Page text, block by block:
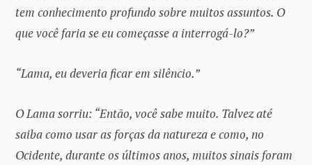
tem conhecimento profundo sobre muitos assuntos. O
que você faria se eu começasse a interrogá-lo?”
“Lama, eu deveria ficar em silêncio.”
O Lama sorriu: “Então, você sabe muito. Talvez até
saiba como usar as forças da natureza e como, no
Ocidente, durante os últimos anos, muitos sinais foram